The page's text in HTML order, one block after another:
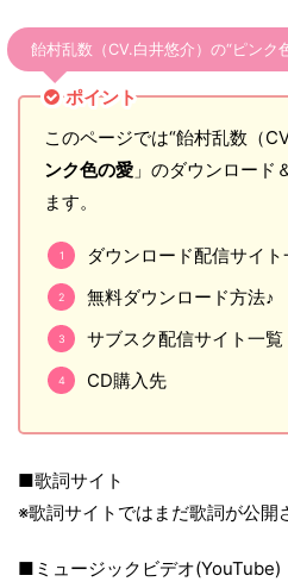
飴村乱数（CV.白井悠介）の“ピンク
ポイント
このページでは“飴村乱数（
ンク色の愛 」のダウンロード
ます。
ダウンロード配信サイト
無料ダウンロード方法♪
サブスク配信サイト一覧
CD購入先
■歌詞サイト
※歌詞サイトではまだ歌詞が公開
■ミュージックビデオ(YouTube)